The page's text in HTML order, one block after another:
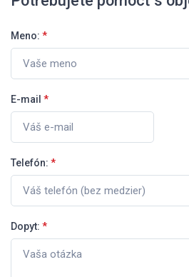
Meno: *
E-mail *
Telefón: *
Dopyt: *